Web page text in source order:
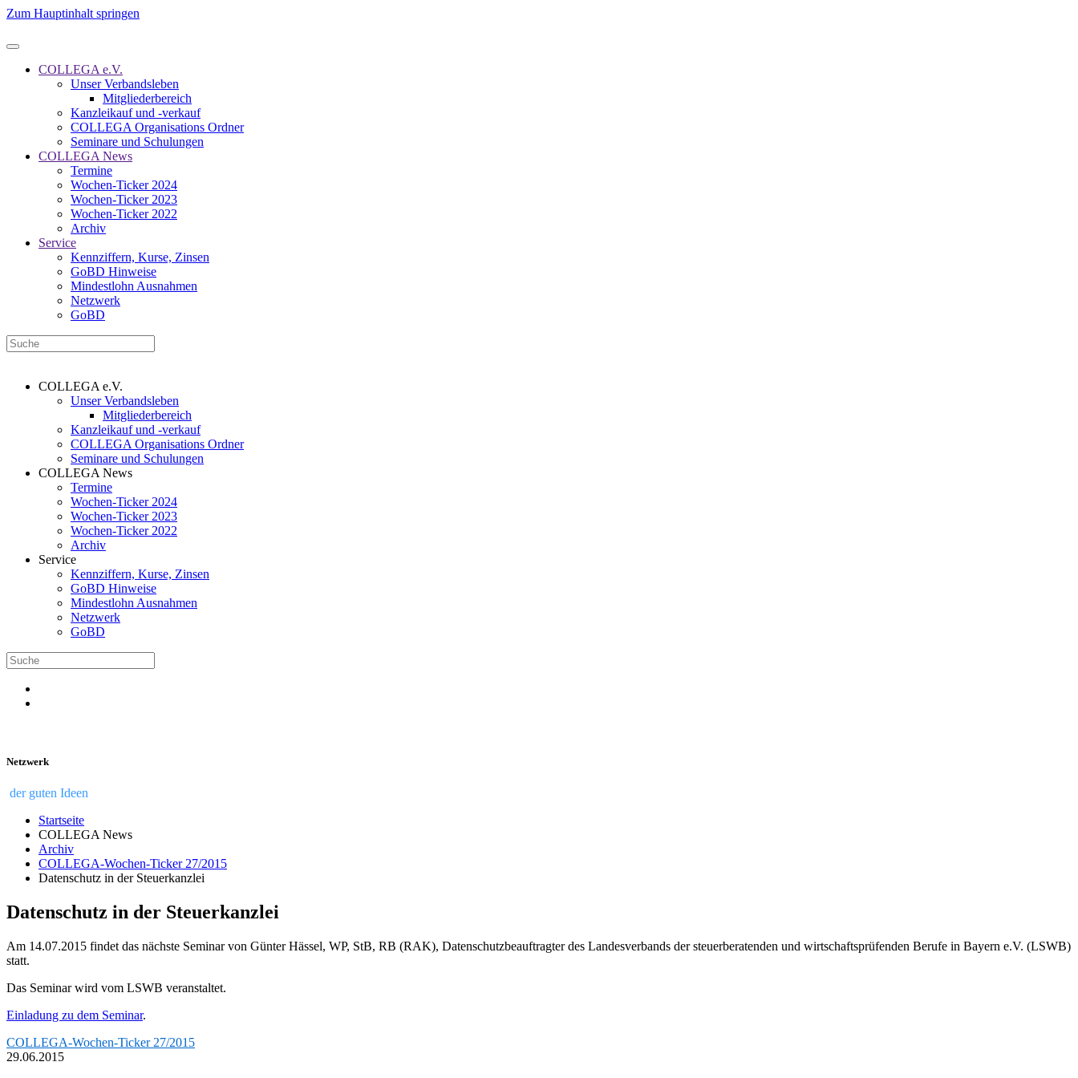
Zum Hauptinhalt springen
COLLEGA e.V.
Unser Verbandsleben
Mitgliederbereich
Kanzleikauf und -verkauf
COLLEGA Organisations Ordner
Seminare und Schulungen
COLLEGA News
Termine
Wochen-Ticker 2024
Wochen-Ticker 2023
Wochen-Ticker 2022
Archiv
Service
Kennziffern, Kurse, Zinsen
GoBD Hinweise
Mindestlohn Ausnahmen
Netzwerk
GoBD
COLLEGA e.V.
Unser Verbandsleben
Mitgliederbereich
Kanzleikauf und -verkauf
COLLEGA Organisations Ordner
Seminare und Schulungen
COLLEGA News
Termine
Wochen-Ticker 2024
Wochen-Ticker 2023
Wochen-Ticker 2022
Archiv
Service
Kennziffern, Kurse, Zinsen
GoBD Hinweise
Mindestlohn Ausnahmen
Netzwerk
GoBD
Netzwerk
der guten Ideen
Startseite
COLLEGA News
Archiv
COLLEGA-Wochen-Ticker 27/2015
Datenschutz in der Steuerkanzlei
Datenschutz in der Steuerkanzlei
Am 14.07.2015 findet das nächste Seminar von Günter Hässel, WP, StB, RB (RAK), Datenschutzbeauftragter des Landesverbands der steuerberatenden und wirtschaftsprüfenden Berufe in Bayern e.V. (LSWB)
statt.
Das Seminar wird vom LSWB veranstaltet.
Einladung zu dem Seminar.
COLLEGA-Wochen-Ticker 27/2015
29.06.2015